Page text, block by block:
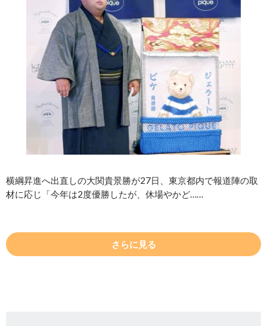
横綱昇進へ出直しの大関貴景勝が27日、東京都内で報道陣の取
材に応じ「今年は2度優勝したが、休場やかど……
さらに見る